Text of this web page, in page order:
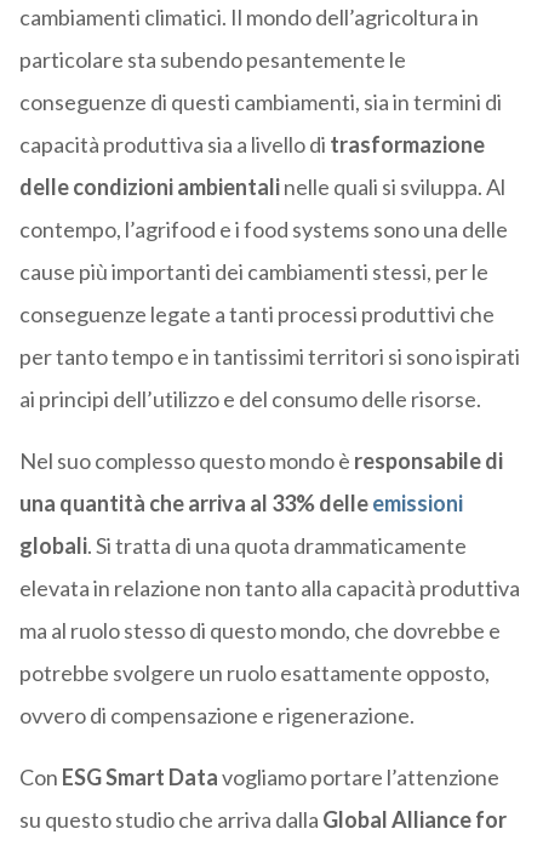
cambiamenti climatici. Il mondo dell’agricoltura in
particolare sta subendo pesantemente le
conseguenze di questi cambiamenti, sia in termini di
capacità produttiva sia a livello di trasformazione
delle condizioni ambientalinelle quali si sviluppa. Al
contempo, l’agrifood e i food systems sono una delle
cause più importanti dei cambiamenti stessi, per le
conseguenze legate a tanti processi produttivi che
per tanto tempo e in tantissimi territori si sono ispirati
ai principi dell’utilizzo e del consumo delle risorse.
Nel suo complesso questo mondo è responsabile di
una quantità che arriva al 33% delleemissioni
globali. Si tratta di una quota drammaticamente
elevata in relazione non tanto alla capacità produttiva
ma al ruolo stesso di questo mondo, che dovrebbe e
potrebbe svolgere un ruolo esattamente opposto,
ovvero di compensazione e rigenerazione.
Con ESG Smart Datavogliamo portare l’attenzione
su questo studio che arriva dalla Global Alliance for